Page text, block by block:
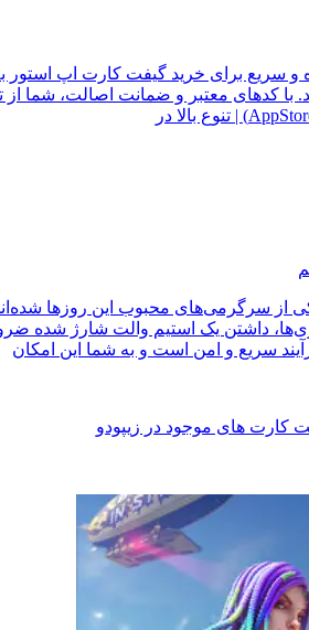
و سریع برای خرید گیفت کارت اپ استور به
از سرگرمی‌های محبوب این روزها
داشتن یک استیم والت شارژ شده
سریع و امن است و به شما این امکان
کارت های موجود در زیپودو